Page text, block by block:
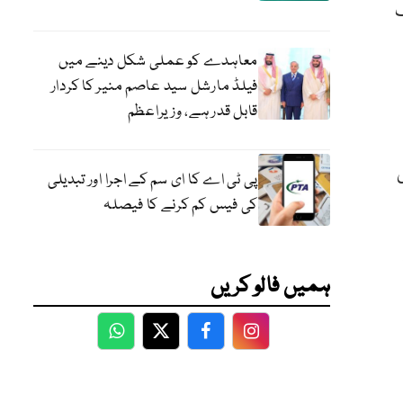
معاہدے کو عملی شکل دینے میں
فیلڈ مارشل سید عاصم منیر کا کردار
قابل قدر ہے، وزیراعظم
پی ٹی اے کا ای سم کے اجرا اور تبدیلی
کی فیس کم کرنے کا فیصلہ
ہمیں فالو کریں
WhatsApp
TwitterFacebookFacebook